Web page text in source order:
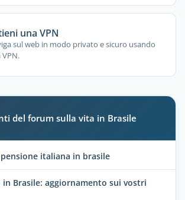
una VPN
sul web in modo privato e sicuro usando
VPN.
del forum sulla vita in Brasile
italiana in brasile
Brasile: aggiornamento sui vostri